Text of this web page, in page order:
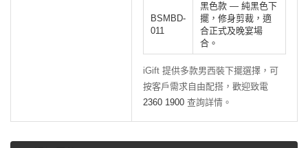
BSMBD-
011
黑色款 — 純黑色下
擺，修身剪裁，適
合正式及晚宴場
合。
iGift 提供多款男西裝下擺選擇，可
按客戶需求自由配搭，歡迎致電
2360 1900 查詢詳情。